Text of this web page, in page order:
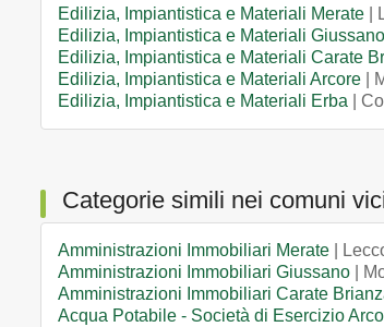
Edilizia, Impiantistica e Materiali Merate |
Edilizia, Impiantistica e Materiali Giussano
Edilizia, Impiantistica e Materiali Carate
Edilizia, Impiantistica e Materiali Arcore |
Edilizia, Impiantistica e Materiali Erba |
Categorie simili nei comuni
Amministrazioni Immobiliari Merate |
Amministrazioni Immobiliari Giussano |
Amministrazioni Immobiliari Carate
Acqua Potabile - Società di Esercizio